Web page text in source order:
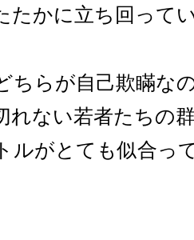
たかに立ち回って
ちらが自己欺瞞な
れない若者たちの
ルがとても似合っ